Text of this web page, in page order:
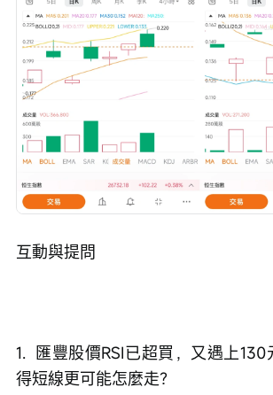
互動與提問
1.  匯豐股價RSI已超買，又遇上
得短線更可能怎麼走？